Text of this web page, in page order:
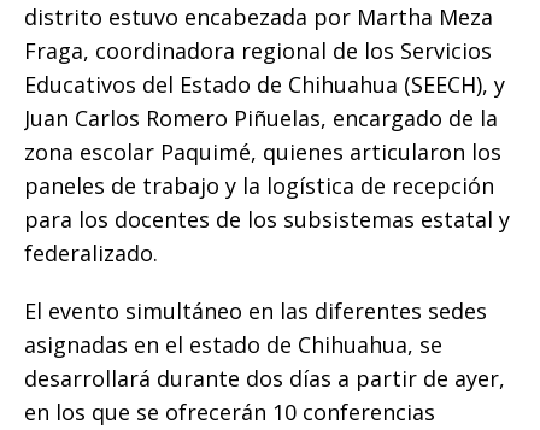
distrito estuvo encabezada por Martha Meza
Fraga, coordinadora regional de los Servicios
Educativos del Estado de Chihuahua (SEECH), y
Juan Carlos Romero Piñuelas, encargado de la
zona escolar Paquimé, quienes articularon los
paneles de trabajo y la logística de recepción
para los docentes de los subsistemas estatal y
federalizado.
El evento simultáneo en las diferentes sedes
asignadas en el estado de Chihuahua, se
desarrollará durante dos días a partir de ayer,
en los que se ofrecerán 10 conferencias